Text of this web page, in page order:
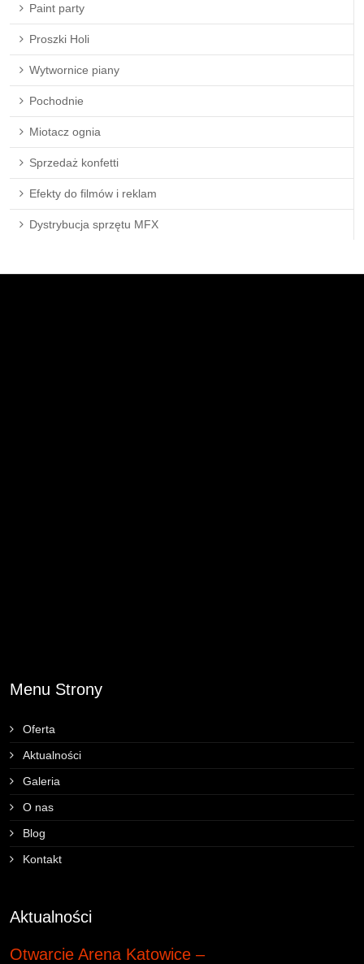
Paint party
Proszki Holi
Wytwornice piany
Pochodnie
Miotacz ognia
Sprzedaż konfetti
Efekty do filmów i reklam
Dystrybucja sprzętu MFX
Menu Strony
Oferta
Aktualności
Galeria
O nas
Blog
Kontakt
Aktualności
Otwarcie Arena Katowice –